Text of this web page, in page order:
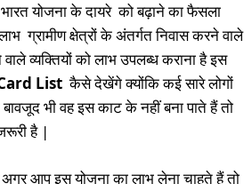
भारत योजना के दायरे को बढ़ाने का फैसला
ग्रामीण क्षेत्रों के अंतर्गत निवास करने वाले
व्यक्तियों को लाभ उपलब्ध कराना है इस
List कैसे देखेंगे क्योंकि कई सारे लोगों
भी वह इस काट के नहीं बना पाते हैं तो
है |
आप इस योजना का लाभ लेना चाहते हैं तो